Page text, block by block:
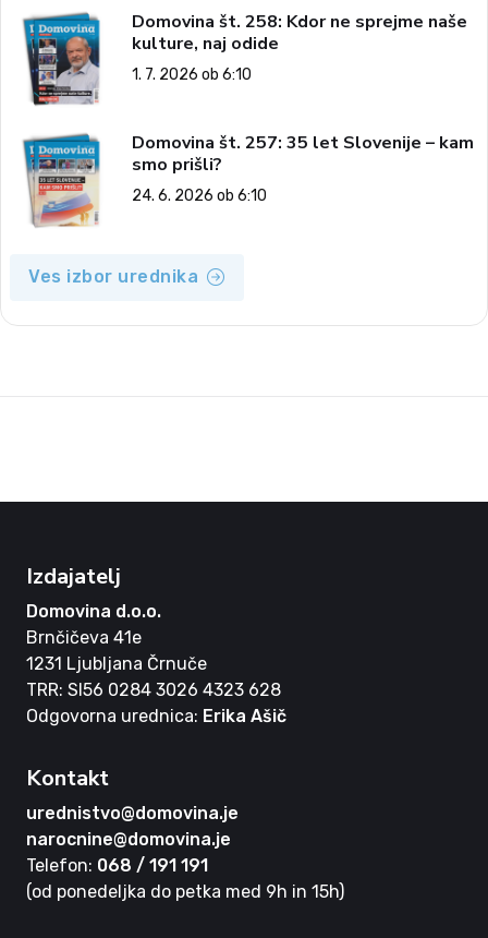
Domovina št. 258: Kdor ne sprejme naše
kulture, naj odide
1. 7. 2026 ob 6:10
Domovina št. 257: 35 let Slovenije – kam
smo prišli?
24. 6. 2026 ob 6:10
Ves izbor urednika
Izdajatelj
Domovina d.o.o.
Brnčičeva 41e
1231 Ljubljana Črnuče
TRR: SI56 0284 3026 4323 628
Odgovorna urednica: Erika Ašič
Kontakt
urednistvo@domovina.je
narocnine@domovina.je
Telefon: 068 / 191 191
(od ponedeljka do petka med 9h in 15h)